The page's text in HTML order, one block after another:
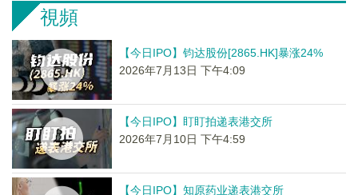
視頻
【今日IPO】钧达股份[2865.HK]暴涨24%
2026年7月13日 下午4:09
【今日IPO】盯盯拍递表港交所
2026年7月10日 下午4:59
【今日IPO】知原药业递表港交所